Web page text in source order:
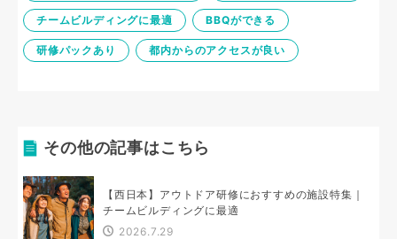
チームビルディングに最適 BBQができる
研修パックあり 都内からのアクセスが良い
その他の記事はこちら
【西日本】アウトドア研修におすすめの施設特集｜
チームビルディングに最適
2026.7.29